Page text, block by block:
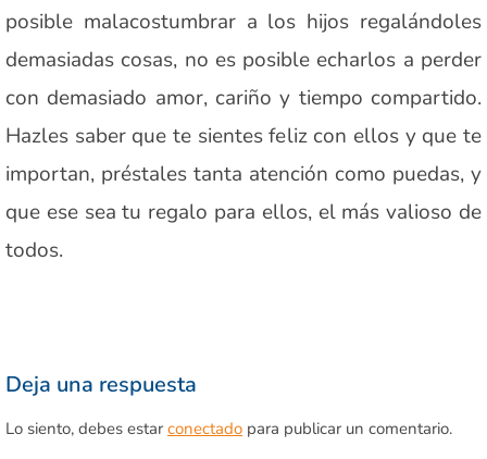
posible malacostumbrar a los hijos regalándoles
demasiadas cosas, no es posible echarlos a perder
con demasiado amor, cariño y tiempo compartido.
Hazles saber que te sientes feliz con ellos y que te
importan, préstales tanta atención como puedas, y
que ese sea tu regalo para ellos, el más valioso de
todos.
Deja una respuesta
Lo siento, debes estar conectado para publicar un comentario.